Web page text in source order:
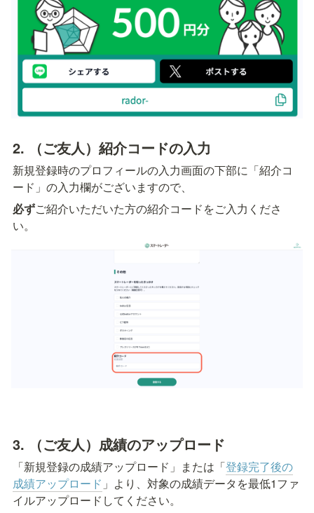
2. （ご友人）紹介コードの入力
新規登録時のプロフィールの入力画面の下部に「紹介コ
ード」の入力欄がございますので、
必ずご紹介いただいた方の紹介コードをご入力くださ
い。
3. （ご友人）成績のアップロード
「新規登録の成績アップロード」または「登録完了後の
成績アップロード 」より、対象の成績データを最低1ファ
イルアップロードしてください。